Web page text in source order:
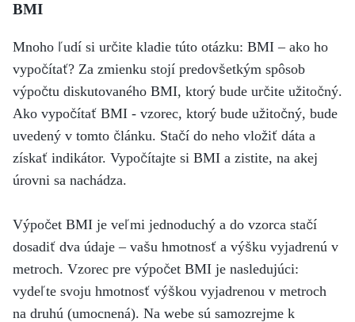
BMI
Mnoho ľudí si určite kladie túto otázku: BMI – ako ho
vypočítať? Za zmienku stojí predovšetkým spôsob
výpočtu diskutovaného BMI, ktorý bude určite užitočný.
Ako vypočítať BMI - vzorec, ktorý bude užitočný, bude
uvedený v tomto článku. Stačí do neho vložiť dáta a
získať indikátor. Vypočítajte si BMI a zistite, na akej
úrovni sa nachádza.
Výpočet BMI je veľmi jednoduchý a do vzorca stačí
dosadiť dva údaje – vašu hmotnosť a výšku vyjadrenú v
metroch. Vzorec pre výpočet BMI je nasledujúci:
vydeľte svoju hmotnosť výškou vyjadrenou v metroch
na druhú (umocnená). Na webe sú samozrejme k